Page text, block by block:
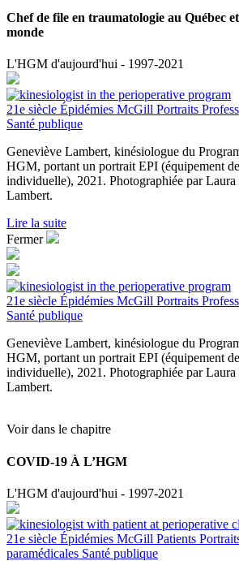
Chef de file en traumatologie au Québec
monde
L'HGM d'aujourd'hui - 1997-2021
21e siècle Épidémies McGill Portraits
Santé publique
Geneviève Lambert, kinésiologue du
HGM, portant un portrait EPI (équipement
individuelle), 2021. Photographiée par
Lambert.
Lire la suite
Fermer
21e siècle Épidémies McGill Portraits
Santé publique
Geneviève Lambert, kinésiologue du
HGM, portant un portrait EPI (équipement
individuelle), 2021. Photographiée par
Lambert.
Voir dans le chapitre
COVID-19 À L’HGM
L'HGM d'aujourd'hui - 1997-2021
21e siècle Épidémies McGill Patients
paramédicales Santé publique